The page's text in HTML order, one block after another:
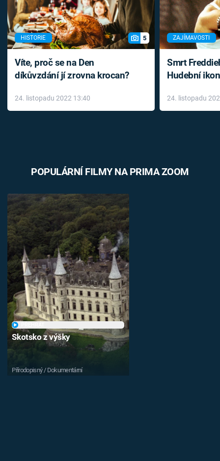
HISTORIE 5
Víte, proč se na Den
díkůvzdání jí zrovna krocan?
24. listopadu 2022 13:40
ZAJÍMAVOSTI
Smrt
Hudební
léky
24. listopadu
POPULÁRNÍ FILMY NA PRIMA ZOOM
Skotsko z výšky
Přírodopisný / Dokumentární